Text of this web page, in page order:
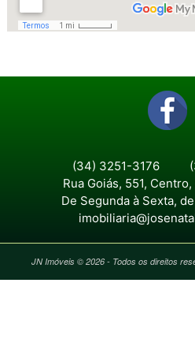
(34) 3251-3176
Rua Goiás, 551,
De Segunda à Sexta,
JN Imóveis © 2026 - Todos os direitos